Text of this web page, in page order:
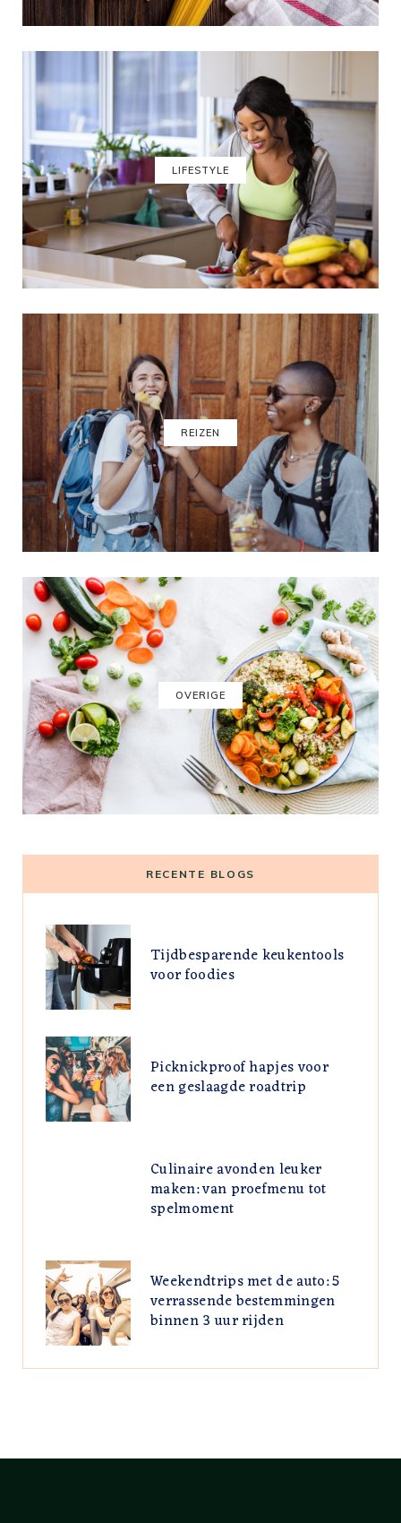
LIFESTYLE
REIZEN
OVERIGE
RECENTE BLOGS
Tijdbesparende keukentools
voor foodies
Picknickproof hapjes voor
een geslaagde roadtrip
Culinaire avonden leuker
maken: van proefmenu tot
spelmoment
Weekendtrips met de auto: 5
verrassende bestemmingen
binnen 3 uur rijden